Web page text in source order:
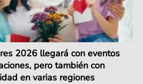
2026 llegará con eventos
pero también con
en varias regiones